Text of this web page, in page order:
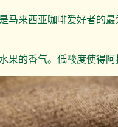
马来西亚咖啡爱好者的
的香气。低酸度使得阿